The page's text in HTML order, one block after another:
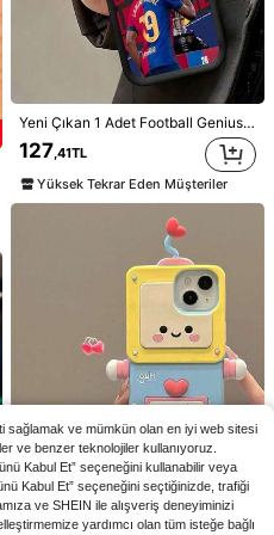
Yeni Çıkan 1 Adet Football Genius B-BarcelonaS No.10 Y-YamalS Telefon Kılıfı, 17 16 15 14 13 12 11 Pro Max Air Plus ile Uyumlu, Darbe Emici Yumuşak TPU Arka Kapak, Saf Pamuk Cilt Dostu Yüzey
127,41TL
Yüksek Tekrar Eden Müşteriler
9,93TL tasarruf edin
sağlamak ve mümkün olan en iyi web sitesi
ve benzer teknolojiler kullanıyoruz.
Kabul Et” seçeneğini kullanabilir veya
Kabul Et” seçeneğini seçtiğinizde, trafiği
ve SHEIN ile alışveriş deneyiminizi
yardımcı olan tüm isteğe bağlı